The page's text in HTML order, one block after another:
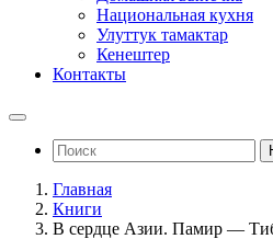
Национальная кухня
Улуттук тамактар
Кенештер
Контакты
Главная
Книги
В сердце Азии. Памир —